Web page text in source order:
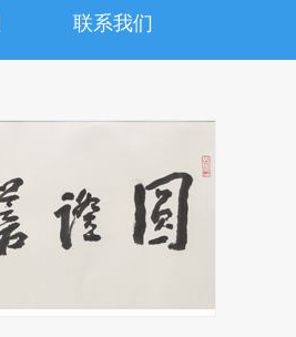
联系我们